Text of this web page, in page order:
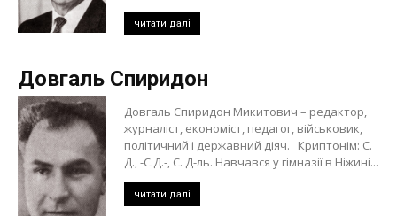
читати далі
Довгаль Спиридон
Довгаль Спиридон Микитович – редактор,
журналіст, економіст, педагог, військовик,
політичний і державний діяч. Криптонім: С.
Д., -С.Д.-, С. Д-ль. Навчався у гімназії в Ніжині...
читати далі